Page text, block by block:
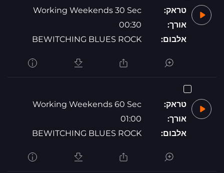
טראק:
Working Weekends 30 Sec
אורך:
00:30
אלבום:
BEWITCHING BLUES ROCK
טראק:
Working Weekends 60 Sec
אורך:
01:00
אלבום:
BEWITCHING BLUES ROCK